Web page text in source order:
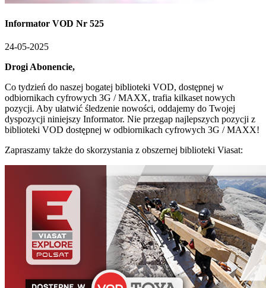
Informator VOD Nr 525
24-05-2025
Drogi Abonencie,
Co tydzień do naszej bogatej biblioteki VOD, dostępnej w
odbiornikach cyfrowych 3G / MAXX, trafia kilkaset nowych
pozycji. Aby ułatwić śledzenie nowości, oddajemy do Twojej
dyspozycji niniejszy Informator. Nie przegap najlepszych pozycji z
biblioteki VOD dostępnej w odbiornikach cyfrowych 3G / MAXX!
Zapraszamy także do skorzystania z obszernej biblioteki Viasat: